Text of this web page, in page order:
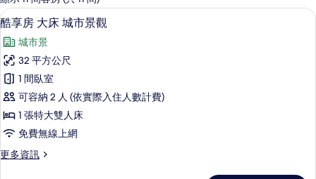
客
房
篩
選
條
件
顯
示
酷
享
房
大
床
城
市
高級寢具、羽絨被、迷你吧、客房內保
19
酷享房 大床 城市景觀
城市景
32 平方公尺
1 間臥室
可容納 2 人 (依實際入住人數計費)
1 張特大雙人床
免費無線上網
更多資訊
更